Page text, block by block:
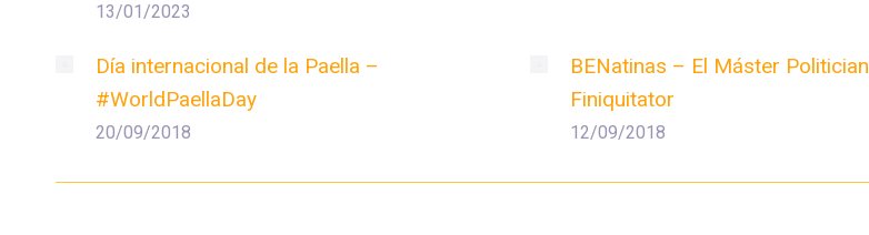
13/01/2023
Día internacional de la Paella –
#WorldPaellaDay
20/09/2018
BENatinas – El Máster Politician
Finiquitator
12/09/2018